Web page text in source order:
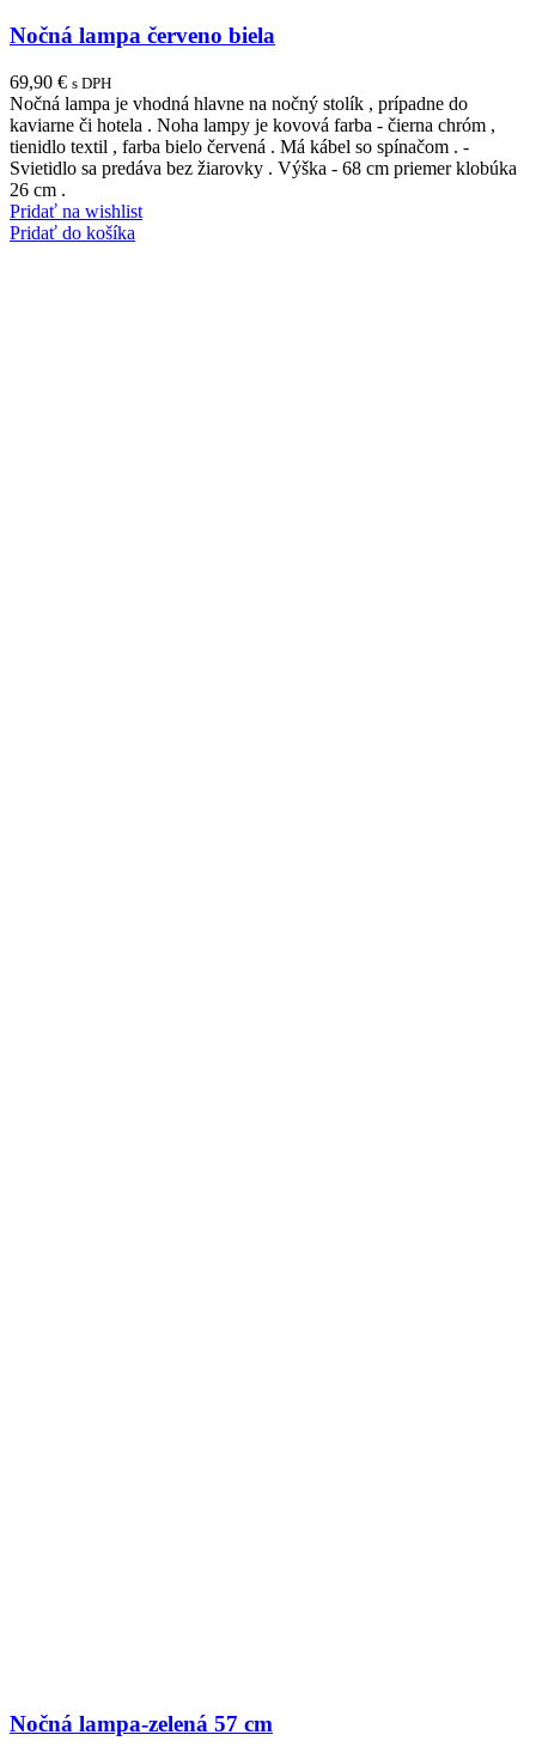
Nočná lampa červeno biela
69,90 € s DPH
Nočná lampa je vhodná hlavne na nočný stolík , prípadne do
kaviarne či hotela . Noha lampy je kovová farba - čierna chróm ,
tienidlo textil , farba bielo červená . Má kábel so spínačom . -
Svietidlo sa predáva bez žiarovky . Výška - 68 cm priemer klobúka
26 cm .
Pridať na wishlist
Pridať do košíka
Nočná lampa-zelená 57 cm